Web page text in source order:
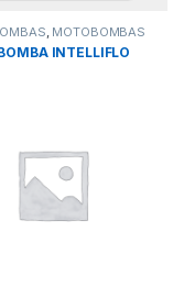
, MOTOBOMBAS
,PISCINAS
INTELLIFLO